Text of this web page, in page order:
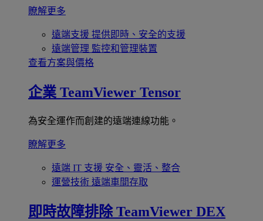
瞭解更多
遠端支援 提供即時、安全的支援
遠端管理 監控和管理裝置
查看方案與價格
企業 TeamViewer Tensor
為安全運作而創建的遠端連線功能。
瞭解更多
遠端 IT 支援 安全、靈活、整合
運營技術 遠端車間存取
即時故障排除 TeamViewer DEX